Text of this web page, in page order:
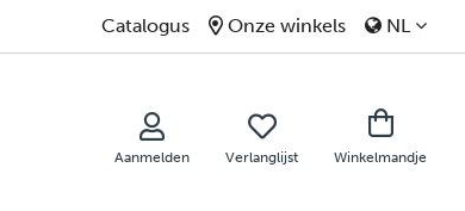
Catalogus Onze winkels NL
Aanmelden Verlanglijst Winkelmandje